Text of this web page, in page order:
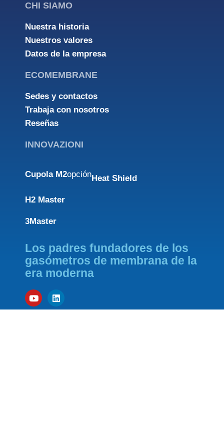
CHI SIAMO
Nuestra historia
Nuestros valores
Datos de la empresa
ECOMEMBRANE
Sedes y contactos
Trabaja con nosotros
Reseñas
INNOVAZIONI
Cupola M2opciónHeat Shield
H2 Master
3Master
Los padres fundadores de los
gasómetros de membrana de la
era moderna